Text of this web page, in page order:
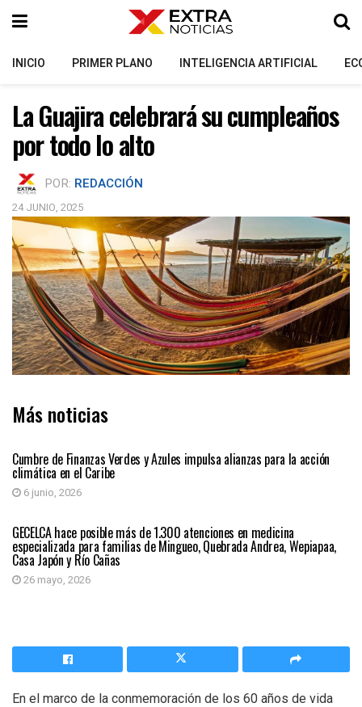
INICIO PRIMER PLANO INTELIGENCIA ARTIFICIAL
La Guajira celebrará su cumpleaños
por todo lo alto
POR: REDACCIÓN
24 JUNIO, 2025
Más noticias
Cumbre de Finanzas Verdes y Azules impulsa alianzas para la acción
climática en el Caribe
6 junio, 2026
REGIÓN CARIBE
GECELCA hace posible más de 1.300 atenciones en medicina
especializada para familias de Mingueo, Quebrada Andrea, Wepiapaa,
Casa Japón y Río Cañas
26 mayo, 2026
En el marco de la conmemoración de los 60 años de vida